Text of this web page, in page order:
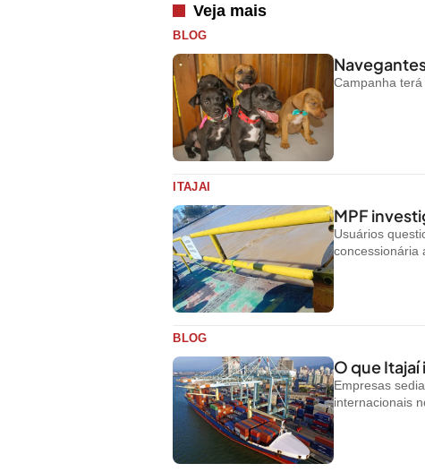
Veja mais
BLOG
Campanha
ITAJAI
MPF
Usuários
concessionária
BLOG
O que
Empresas
internacionais